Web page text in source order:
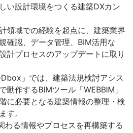
い設計環境をつくる建築DXカン
領域での経験を起点に、建築業界
確認、データ管理、BIM活用な
計プロセスのアップデートに取り
」では、建築法規検討アシス
動作するBIMツール「WEBBIM」
に必要となる建築情報の整理・検
す。
わる情報やプロセスを再構築する